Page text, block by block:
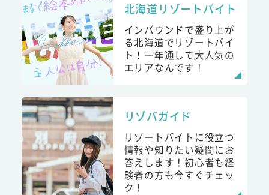
北海道リゾートバイト
インバウンドで盛り上が
る北海道でリゾートバイ
ト！一年通して大人気の
エリアなんです！
リゾバガイド
リゾートバイトに役立つ
情報や知りたい疑問にお
答えします！初心者も経
験者の方も今すぐチェッ
ク！